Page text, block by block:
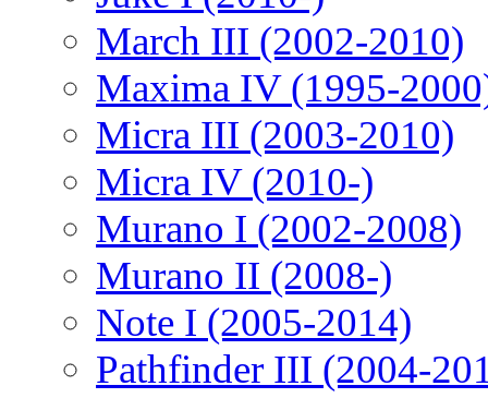
March III (2002-2010)
Maxima IV (1995-
Micra III (2003-2010)
Micra IV (2010-)
Murano I (2002-2008)
Murano II (2008-)
Note I (2005-2014)
Pathfinder III (2004-